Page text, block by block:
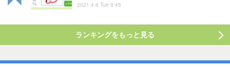
2021.4.6 Tue 9:45
ランキングをもっと見る